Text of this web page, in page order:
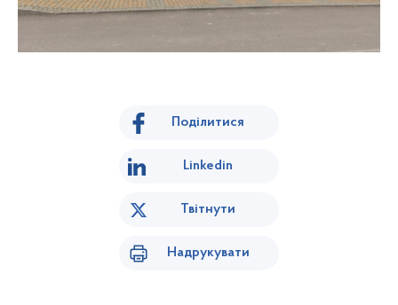
Поділитися
Linkedin
Твітнути
Надрукувати